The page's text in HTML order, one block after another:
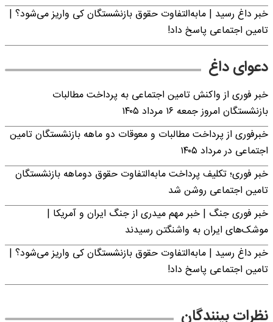
خبر داغ رسید | مابه‌التفاوت حقوق بازنشستگان کی واریز می‌شود؟ |
تامین اجتماعی پاسخ داد!
دعوای داغ
خبر فوری از واکنش تامین اجتماعی به پرداخت مطالبات
بازنشستگان امروز جمعه ۱۶ مرداد ۱۴۰۵
خبرفوری از پرداخت مطالبات و معوقات دو ماهه بازنشستگان تامین
اجتماعی در مرداد ۱۴۰۵
خبر فوری؛ تکلیف پرداخت مابه‌التفاوت حقوق دوماهه بازنشستگان
تامین اجتماعی روشن شد
خبر فوری جنگ | خبر مهم میدری از جنگ ایران و آمریکا |
موشک‌های ایران به واشنگتن رسیدند
خبر داغ رسید | مابه‌التفاوت حقوق بازنشستگان کی واریز می‌شود؟ |
تامین اجتماعی پاسخ داد!
نظرات بینندگان